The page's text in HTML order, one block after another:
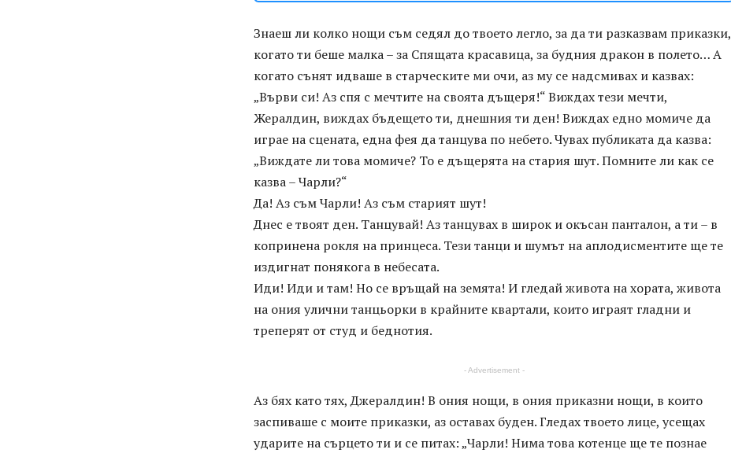
Знаеш ли колко нощи съм седял до твоето легло, за да ти разказвам приказки,
когато ти беше малка – за Спящата красавица, за будния дракон в полето… А
когато сънят идваше в старческите ми очи, аз му се надсмивах и казвах:
„Върви си! Аз спя с мечтите на своята дъщеря!“ Виждах тези мечти,
Жералдин, виждах бъдещето ти, днешния ти ден! Виждах едно момиче да
играе на сцената, една фея да танцува по небето. Чувах публиката да казва:
„Виждате ли това момиче? То е дъщерята на стария шут. Помните ли как се
казва – Чарли?“
Да! Аз съм Чарли! Аз съм старият шут!
Днес е твоят ден. Танцувай! Аз танцувах в широк и окъсан панталон, а ти – в
копринена рокля на принцеса. Тези танци и шумът на аплодисментите ще те
издигнат понякога в небесата.
Иди! Иди и там! Но се връщай на земята! И гледай живота на хората, живота
на ония улични танцьорки в крайните квартали, които играят гладни и
треперят от студ и беднотия.
- Advertisement -
Аз бях като тях, Джералдин! В ония нощи, в ония приказни нощи, в които
заспиваше с моите приказки, аз оставах буден. Гледах твоето лице, усещах
ударите на сърцето ти и се питах: „Чарли! Нима това котенце ще те познае